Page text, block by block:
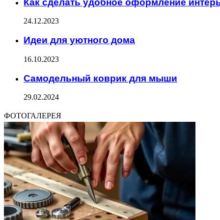
24.12.2023
Идеи для уютного дома
16.10.2023
Самодельный коврик для мыши
29.02.2024
ФОТОГАЛЕРЕЯ